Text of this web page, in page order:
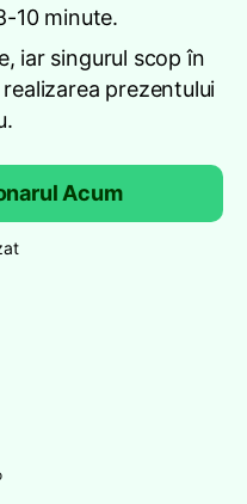
10 minute.
iar singurul scop în
prezentului
Acum